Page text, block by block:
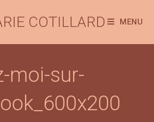
COTILLARD MENU
moi-sur-